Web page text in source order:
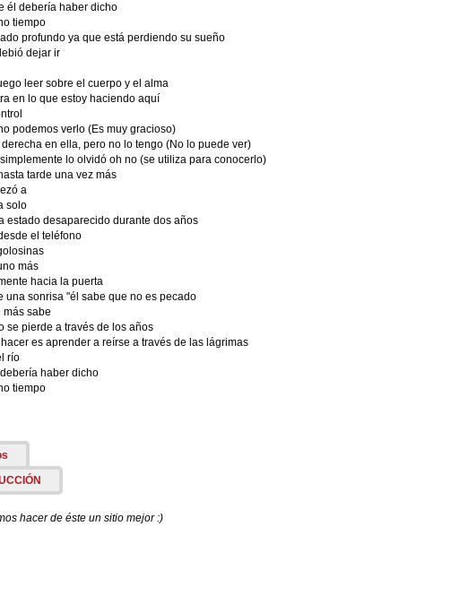
él debería haber dicho
tiempo
profundo ya que está perdiendo su sueño
dejar ir
leer sobre el cuerpo y el alma
en lo que estoy haciendo aquí
podemos verlo (Es muy gracioso)
en ella, pero no lo tengo (No lo puede ver)
lo olvidó oh no (se utiliza para conocerlo)
tarde una vez más
a
solo
estado desaparecido durante dos años
el teléfono
más
hacia la puerta
una sonrisa "él sabe que no es pecado
sabe
se pierde a través de los años
es aprender a reírse a través de las lágrimas
río
haber dicho
tiempo
hacer de éste un sitio mejor :)